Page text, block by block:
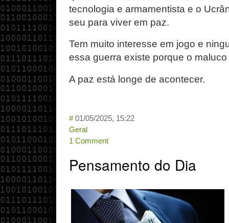
tecnologia e armamentista e o
seu para viver em paz.
Tem muito interesse em jogo e
essa guerra existe porque o
A paz está longe de acontecer.
# 01/05/2025, 15:22
Geral
1 Comment
Pensamento do Dia